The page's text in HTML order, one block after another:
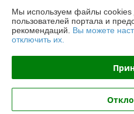
Доставка и оплата
Полная версия сайта
Политика обработки cookies
Мы используем файлы cookies
пользователей портала и
рекомендаций. Вы можете
отключить их.